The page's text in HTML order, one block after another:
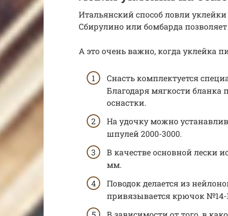
Итальянский способ ловли
Сбирулино или бомбарда
А это очень важно, когда уклейка
Снасть комплектуется
Благодаря мягкости бланка
оснастки.
На удочку можно
шпулей 2000-3000.
В качестве основной лески
мм.
Поводок делается из
привязывается крючок №14-